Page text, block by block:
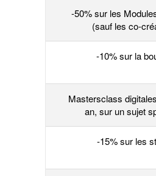
-50% sur les
(sauf les co-
-10% sur la
Mastersclass
an, sur un sujet
-15% sur les